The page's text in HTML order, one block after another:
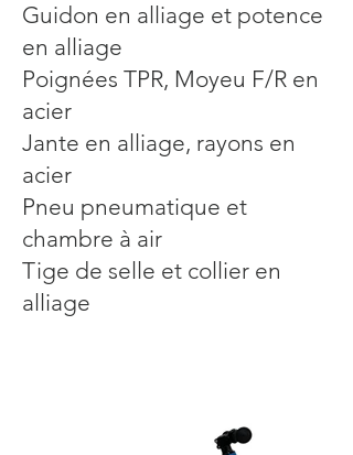
Guidon en alliage et potence
en alliage
Poignées TPR, Moyeu F/R en
acier
Jante en alliage, rayons en
acier
Pneu pneumatique et
chambre à air
Tige de selle et collier en
alliage